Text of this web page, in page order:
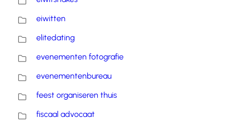
eiwitten
elitedating
evenementen fotografie
evenementenbureau
feest organiseren thuis
fiscaal advocaat